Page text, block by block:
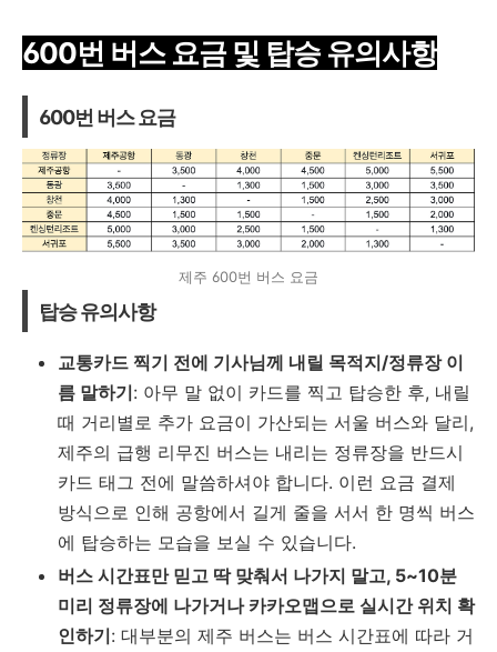
600번 버스 요금 및 탑승 유의사항
600번 버스 요금
제주 600번 버스 요금
탑승 유의사항
교통카드 찍기 전에 기사님께 내릴 목적지/정류장 이
름 말하기: 아무 말 없이 카드를 찍고 탑승한 후, 내릴
때 거리별로 추가 요금이 가산되는 서울 버스와 달리,
제주의 급행 리무진 버스는 내리는 정류장을 반드시
카드 태그 전에 말씀하셔야 합니다. 이런 요금 결제
방식으로 인해 공항에서 길게 줄을 서서 한 명씩 버스
에 탑승하는 모습을 보실 수 있습니다.
버스 시간표만 믿고 딱 맞춰서 나가지 말고, 5~10분
미리 정류장에 나가거나 카카오맵으로 실시간 위치 확
인하기: 대부분의 제주 버스는 버스 시간표에 따라 거